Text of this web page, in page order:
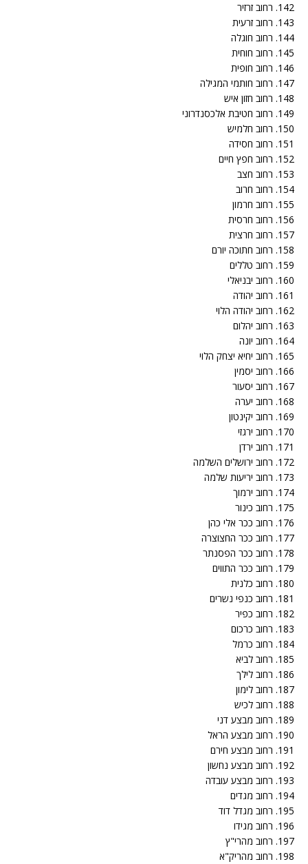
142. רחוב זרזיר
143. רחוב זרעית
144. רחוב חוגלה
145. רחוב חוחית
146. רחוב חופית
147. רחוב חותמי המגילה
148. רחוב חזון איש
149. רחוב חטיבת אלכסנדרוני
150. רחוב חלמיש
151. רחוב חסידה
152. רחוב חפץ חיים
153. רחוב חצב
154. רחוב חרוב
155. רחוב חרמון
156. רחוב חרסית
157. רחוב חרצית
158. רחוב חתוכה יורם
159. רחוב טללים
160. רחוב יבניאלי
161. רחוב יהודה
162. רחוב יהודה הלוי
163. רחוב יהלום
164. רחוב יונה
165. רחוב יחיא יצחק הלוי
166. רחוב יסמין
167. רחוב יסעור
168. רחוב יערה
169. רחוב יקינטון
170. רחוב ירגזי
171. רחוב ירדן
172. רחוב ירושלים השלמה
173. רחוב יריעות שלמה
174. רחוב ירמוך
175. רחוב כינור
176. רחוב ככר אלי כהן
177. רחוב ככר החצוצרה
178. רחוב ככר הפסנתר
179. רחוב ככר התווים
180. רחוב כלנית
181. רחוב כנפי נשרים
182. רחוב כפיר
183. רחוב כרכום
184. רחוב כרמל
185. רחוב לביא
186. רחוב לילך
187. רחוב לימון
188. רחוב לכיש
189. רחוב מבצע דני
190. רחוב מבצע הראל
191. רחוב מבצע חירם
192. רחוב מבצע נחשון
193. רחוב מבצע עובדה
194. רחוב מגדים
195. רחוב מגדל דוד
196. רחוב מגידו
197. רחוב מהרי"ץ
198. רחוב מהריק"א